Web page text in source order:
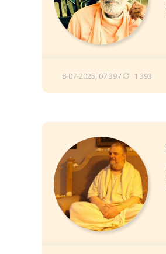
8-07-2025, 07:39 / 1 393